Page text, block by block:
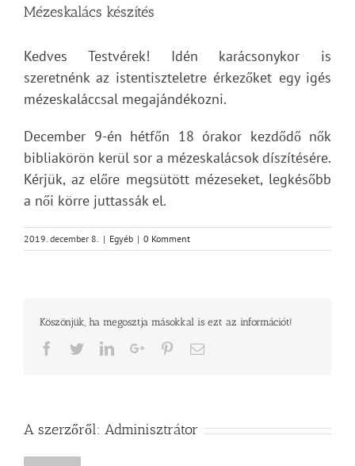
Mézeskalács készítés
Kedves Testvérek! Idén karácsonykor is
szeretnénk az istentiszteletre érkezőket egy igés
mézeskaláccsal megajándékozni.
December 9-én hétfőn 18 órakor kezdődő nők
bibliakörön kerül sor a mézeskalácsok díszítésére.
Kérjük, az előre megsütött mézeseket, legkésőbb
a női körre juttassák el.
2019. december 8. | Egyéb | 0 Komment
Köszönjük, ha megosztja másokkal is ezt az információt!
Facebook
TwitterLinkedInGoogle+PinterestEmail
A szerzőről: Adminisztrátor